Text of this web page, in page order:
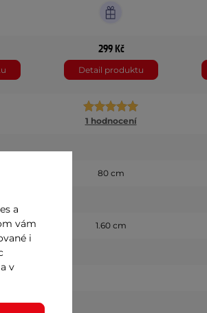
299 Kč
Detail produktu
1 hodnocení
80 cm
1.60 cm
a
vám
i
a v